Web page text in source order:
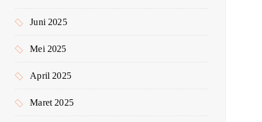
Juni 2025
Mei 2025
April 2025
Maret 2025